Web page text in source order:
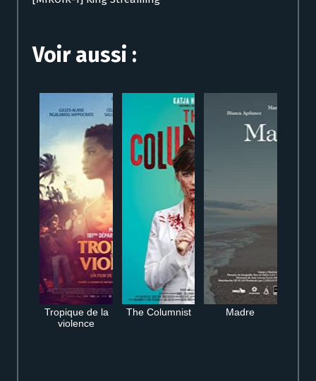
Voir aussi :
Tropique de la
violence
The Columnist Madre